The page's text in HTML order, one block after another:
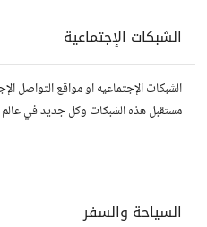
الشبكات الإجتماعية
الشبكات الإجتماعيه او مواقع التواصل
مستقبل هذه الشبكات وكل جديد في عالم
السياحة والسفر